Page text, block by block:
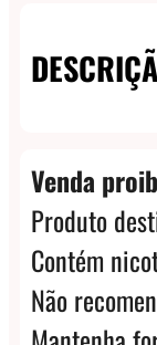
Venda
Produto
Contém
Não